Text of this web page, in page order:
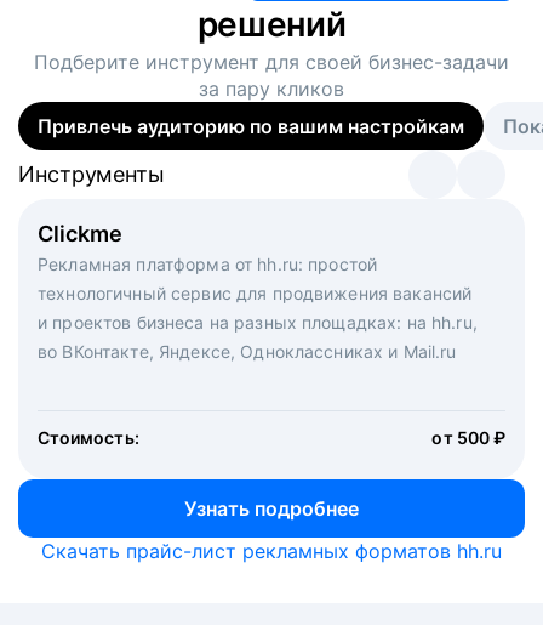
решений
Подберите инструмент для своей бизнес-задачи
за пару кликов
Привлечь аудиторию по вашим настройкам
Clickme
Рекламная платформа от hh.ru: простой
технологичный сервис для продвижения вакансий
и проектов бизнеса на разных площадках: на hh.ru,
во ВКонтакте, Яндексе, Одноклассниках и Mail.ru
Стоимость: от 500 ₽
Узнать подробнее
Инструменты
Вакансия дня
Рекламный формат для вакансий на главной странице
hh.ru. Увеличивает количество откликов
Инструменты
Массовый подбор под ключ. Решите, сколько
кандидатов и когда вам нужно, и за дело возьмутся
маркетологи, рекрутеры и проектные менеджеры
hh.ru с целым набором digital-инструментов
Инструменты
Скачать прайс-лист рекламных форматов hh.ru